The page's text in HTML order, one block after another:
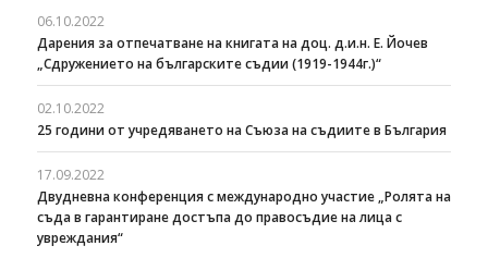
06.10.2022
Дарения за отпечатване на книгата на доц. д.и.н. Е. Йочев
„Сдружението на българските съдии (1919-1944г.)“
02.10.2022
25 години от учредяването на Съюза на съдиите в България
17.09.2022
Двудневна конференция с международно участие „Ролята на
съда в гарантиране достъпа до правосъдие на лица с
увреждания“